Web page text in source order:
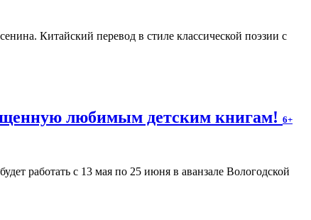
Китайский перевод в стиле классической поэзии с
любимым детским книгам! 6+
работать с 13 мая по 25 июня в аванзале Вологодской